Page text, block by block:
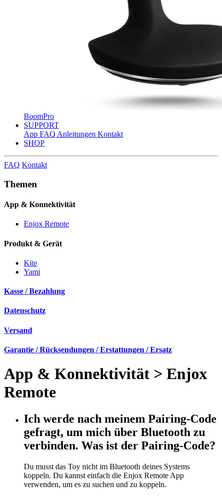
BoomPro
SUPPORT
App FAQ Anleitungen Kontakt
SHOP
FAQ Kontakt
Themen
App & Konnektivität
Enjox Remote
Produkt & Gerät
Kite
Yami
Kasse / Bezahlung
Datenschutz
Versand
Garantie / Rücksendungen / Erstattungen / Ersatz
App & Konnektivität > Enjox
Remote
Ich werde nach meinem Pairing-Code
gefragt, um mich über Bluetooth zu
verbinden. Was ist der Pairing-Code?
Du musst das Toy nicht im Bluetooth deines Systems
koppeln. Du kannst einfach die Enjox Remote App
verwenden, um es zu suchen und zu koppeln.